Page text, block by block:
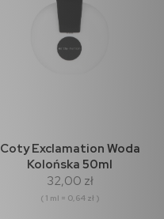
Coty Exclamation Woda
Kolońska 50ml
32,00 zł
( 1 ml = 0,64 zł )